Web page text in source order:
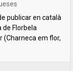
de setembre és
preparant al llarg
poètic de Carles
amb motiu